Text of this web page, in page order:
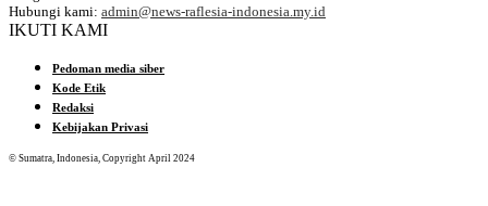
Hubungi kami: admin@news-raflesia-indonesia.my.id
IKUTI KAMI
Pedoman media siber
Kode Etik
Redaksi
Kebijakan Privasi
© Sumatra, Indonesia, Copyright April 2024